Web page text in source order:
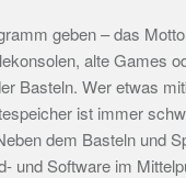
geben – das
alte Games
Basteln. Wer etwas
ist immer
dem Basteln und
und Software im